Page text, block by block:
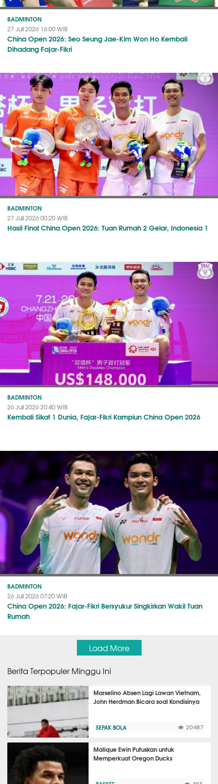
BADMINTON
27 Juli 2026 16:00 WIB
China Open 2026: Seo Seung Jae-Kim Won Ho Kembali
Dihadang Fajar-Fikri
BADMINTON
27 Juli 2026 00:20 WIB
Hasil Final China Open 2026: Tuan Rumah 2 Gelar, Indonesia 1
BADMINTON
26 Juli 2026 20:40 WIB
Kembali Sikat 1 Dunia, Fajar-Fikri Kampiun China Open 2026
BADMINTON
26 Juli 2026 07:20 WIB
China Open 2026: Fajar-Fikri Bersyukur Singkirkan Wakil Tuan
Rumah
Load More
Berita Terpopuler Minggu Ini
Marselino Absen Lagi Lawan Vietnam,
John Herdman Bicara soal Kondisinya
SEPAK BOLA 20487
Malique Ewin Putuskan untuk
Memperkuat Oregon Ducks